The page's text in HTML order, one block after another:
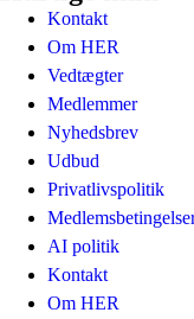
Kontakt
Om HER
Vedtægter
Medlemmer
Nyhedsbrev
Udbud
Privatlivspolitik
AI politik
Kontakt
Om HER